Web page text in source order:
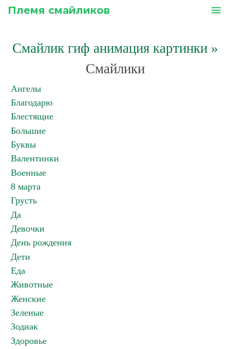
Племя смайликов menu
Смайлик гиф анимация картинки»
Смайлики
Ангелы
Благодарю
Блестящие
Большие
Буквы
Валентинки
Военные
8 марта
Грусть
Да
Девочки
День рождения
Дети
Еда
Животные
Женские
Зеленые
Зодиак
Здоровье